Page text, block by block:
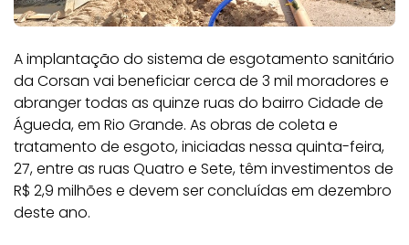
A implantação do sistema de esgotamento sanitário
da Corsan vai beneficiar cerca de 3 mil moradores e
abranger todas as quinze ruas do bairro Cidade de
Águeda, em Rio Grande. As obras de coleta e
tratamento de esgoto, iniciadas nessa quinta-feira,
27, entre as ruas Quatro e Sete, têm investimentos de
R$ 2,9 milhões e devem ser concluídas em dezembro
deste ano.